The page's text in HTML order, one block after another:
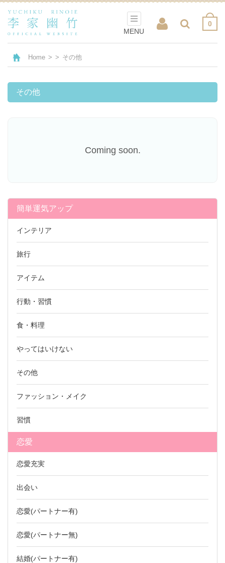
0
MENU
Home > > その他
その他
Coming soon.
簡単運気アップ
インテリア
旅行
アイテム
行動・習慣
食・料理
やってはいけない
その他
ファッション・メイク
習慣
恋愛
恋愛充実
出会い
恋愛(パートナー有)
恋愛(パートナー無)
結婚(パートナー有)